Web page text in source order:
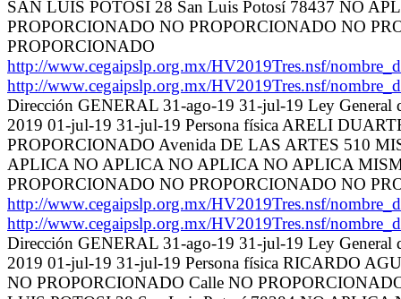
SAN LUIS POTOSI 28 San Luis Potosí 78437 NO
PROPORCIONADO NO PROPORCIONADO NO
PROPORCIONADO
http://www.cegaipslp.org.mx/HV2019Tres.nsf/
http://www.cegaipslp.org.mx/HV2019Tres.nsf/
Dirección GENERAL 31-ago-19 31-jul-19 Ley
2019 01-jul-19 31-jul-19 Persona física ARELI
PROPORCIONADO Avenida DE LAS ARTES 510
APLICA NO APLICA NO APLICA NO APLICA
PROPORCIONADO NO PROPORCIONADO NO
http://www.cegaipslp.org.mx/HV2019Tres.nsf/
http://www.cegaipslp.org.mx/HV2019Tres.nsf/
Dirección GENERAL 31-ago-19 31-jul-19 Ley
2019 01-jul-19 31-jul-19 Persona física RICARDO
NO PROPORCIONADO Calle NO